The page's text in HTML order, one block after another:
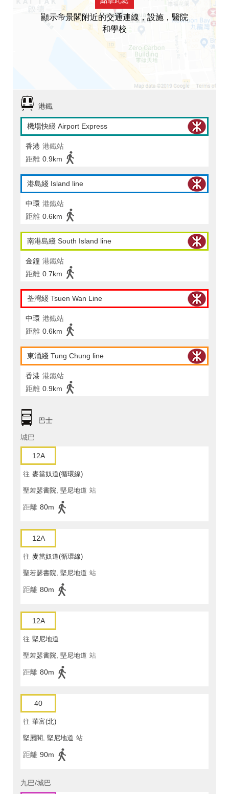
顯示帝景閣附近的交通連線，設施，醫院
和學校
港鐵
機場快綫 Airport Express
香港 港鐵站
距離 0.9km
港島綫 Island line
中環 港鐵站
距離 0.6km
南港島綫 South Island line
金鐘 港鐵站
距離 0.7km
荃灣綫 Tsuen Wan Line
中環 港鐵站
距離 0.6km
東涌綫 Tung Chung line
香港 港鐵站
距離 0.9km
巴士
城巴
12A
往 麥當奴道(循環線)
聖若瑟書院, 堅尼地道 站
距離 80m
12A
往 麥當奴道(循環線)
聖若瑟書院, 堅尼地道 站
距離 80m
12A
往 堅尼地道
聖若瑟書院, 堅尼地道 站
距離 80m
40
往 華富(北)
堅麗閣, 堅尼地道 站
距離 90m
九巴/城巴